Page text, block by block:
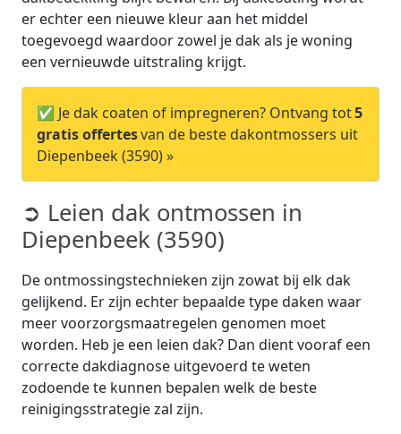
er echter een nieuwe kleur aan het middel
toegevoegd waardoor zowel je dak als je woning
een vernieuwde uitstraling krijgt.
✅ Je dak coaten of impregneren? Ontvang tot5
gratis offertesvan de beste dakontmossers uit
Diepenbeek (3590) »
➲ Leien dak ontmossen in
Diepenbeek (3590)
De ontmossingstechnieken zijn zowat bij elk dak
gelijkend. Er zijn echter bepaalde type daken waar
meer voorzorgsmaatregelen genomen moet
worden. Heb je een leien dak? Dan dient vooraf een
correcte dakdiagnose uitgevoerd te weten
zodoende te kunnen bepalen welk de beste
reinigingsstrategie zal zijn.